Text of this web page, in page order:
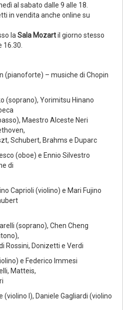
al sabato dalle 9 alle 18.
in vendita anche online su
la Sala Mozartil giorno stesso
16.30.
(pianoforte) – musiche di Chopin
(soprano), Yorimitsu Hinano
Maestro Alceste Neri
Schubert, Brahms e Duparc
(oboe) e Ennio Silvestro
di
Caprioli (violino) e Mari Fujino
(soprano), Chen Cheng
Rossini, Donizetti e Verdi
e Federico Immesi
Matteis,
(violino I), Daniele Gagliardi (violino